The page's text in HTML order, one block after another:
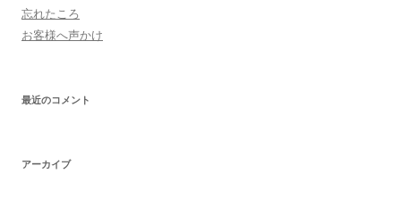
忘れたころ
お客様へ声かけ
最近のコメント
アーカイブ